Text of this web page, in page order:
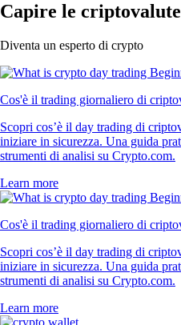
Capire le criptovalute
Diventa un esperto di crypto
Cos'è il trading giornaliero di
Scopri cos’è il day trading di
iniziare in sicurezza. Una guida
strumenti di analisi su Crypto.com.
Learn more
Cos'è il trading giornaliero di
Scopri cos’è il day trading di
iniziare in sicurezza. Una guida
strumenti di analisi su Crypto.com.
Learn more